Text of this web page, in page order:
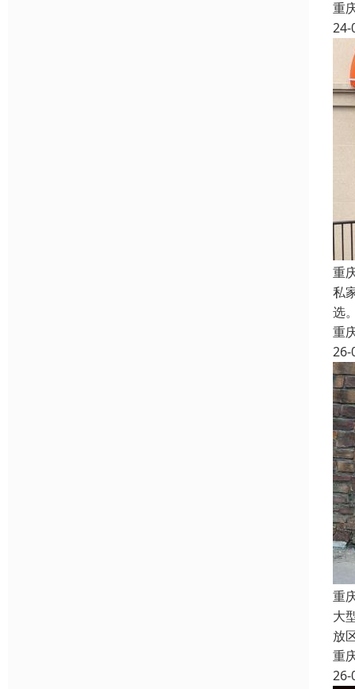
重
24-
重
私
选
重
26-
重
大
放
重
26-